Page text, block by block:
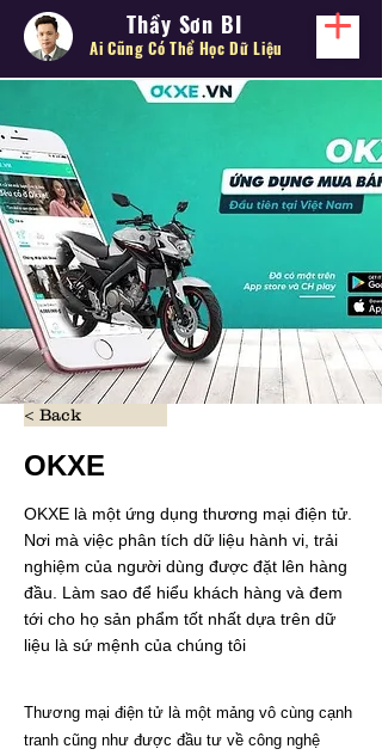
Thầy Sơn BI
Ai Cũng Có Thể Học Dữ Liệu
< Back
OKXE
OKXE là một ứng dụng thương mại điện tử.
Nơi mà việc phân tích dữ liệu hành vi, trải
nghiệm của người dùng được đặt lên hàng
đầu. Làm sao để hiểu khách hàng và đem
tới cho họ sản phẩm tốt nhất dựa trên dữ
liệu là sứ mệnh của chúng tôi
Thương mại điện tử là một mảng vô cùng cạnh
tranh cũng như được đầu tư về công nghệ